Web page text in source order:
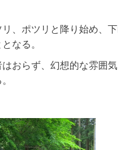
、ポツリと降り始め、
なる。
おらず、幻想的な雰囲